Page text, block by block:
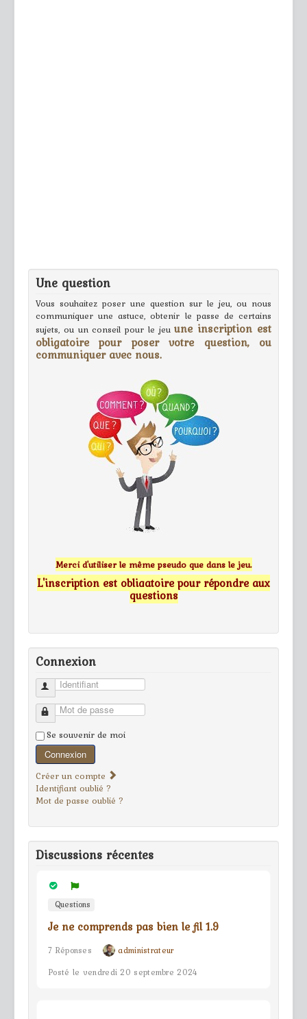
Une question
Vous souhaitez poser une question sur le jeu, ou nous
communiquer une astuce, obtenir le passe de certains
sujets, ou un conseil pour le jeuune inscription est
obligatoire pour poser votre question, ou
communiquer avec nous.
Merci d'utiliser le même pseudo que dans le jeu.
L'inscription est obligatoire pour répondre aux
questions
Connexion
Identifiant
Mot de passe
Se souvenir de moi
Connexion
Créer un compte
Identifiant oublié ?
Mot de passe oublié ?
Discussions récentes
Questions
Je ne comprends pas bien le fil 1.9
7 Réponses
administrateur
Posté le vendredi 20 septembre 2024